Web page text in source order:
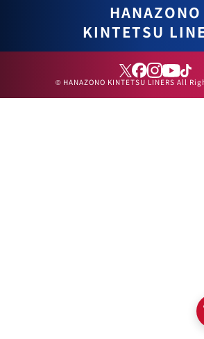
HANAZONO
KINTETSU
© HANAZONO KINTETSU LINERS All